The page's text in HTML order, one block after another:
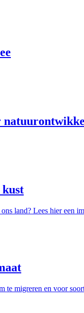
kust
land? Lees hier een
migreren en voor